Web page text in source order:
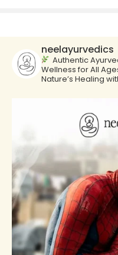
neelayurvedics
Authentic
Wellness for All
Nature’s Healing